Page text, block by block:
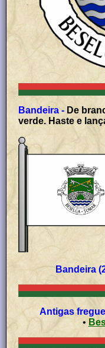
Bandeira - De
verde. Haste e
Antigas
•